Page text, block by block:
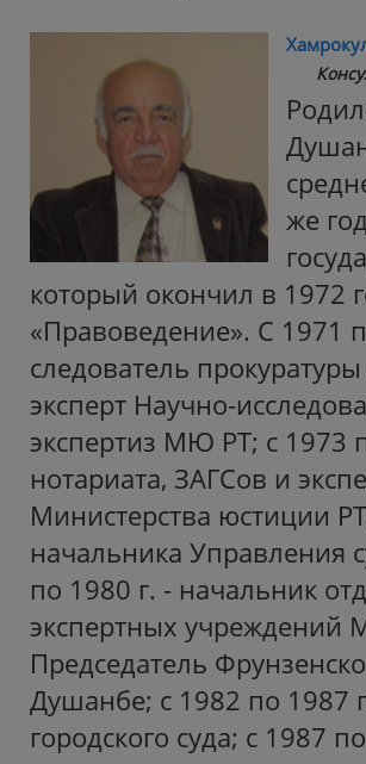
же
который окончил в 1972
«Правоведение». С 1971
следователь
эксперт Научно-
экспертиз МЮ РТ; с 1973
нотариата, ЗАГСов и
Министерства юстиции
начальника Управления
по 1980 г. - начальник
экспертных учреждений
Председатель
Душанбе; с 1982 по 1987
городского суда; с 1987